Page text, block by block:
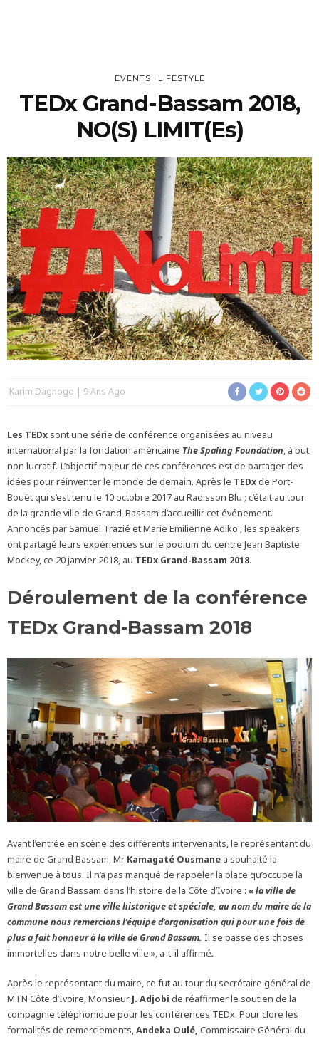
EVENTS LIFESTYLE
TEDx Grand-Bassam 2018,
NO(s) LIMIT(es)
Karim Dagnogo 9 Ans Ago
Les TEDx sont une série de conférence organisées au niveau
international par la fondation américaine The Spaling Foundation, à but
non lucratif. L’objectif majeur de ces conférences est de partager des
idées pour réinventer le monde de demain. Après le TEDxde Port-
Bouët qui s’est tenu le 10 octobre 2017 au Radisson Blu ; c’était au tour
de la grande ville de Grand-Bassam d’accueillir cet événement.
Annoncés par Samuel Trazié et Marie Emilienne Adiko ; les speakers
ont partagé leurs expériences sur le podium du centre Jean Baptiste
Mockey, ce 20 janvier 2018, au TEDx Grand-Bassam 2018.
Déroulement de la conférence
TEDx Grand-Bassam 2018
Avant l’entrée en scène des différents intervenants, le représentant du
maire de Grand Bassam, Mr Kamagaté Ousmane a souhaité la
bienvenue à tous. Il n’a pas manqué de rappeler la place qu’occupe la
ville de Grand Bassam dans l’histoire de la Côte d’Ivoire : « la ville de
Grand Bassam est une ville historique et spéciale, au nom du maire de la
commune nous remercions l’équipe d’organisation qui pour une fois de
plus a fait honneur à la ville de Grand Bassam. Il se passe des choses
immortelles dans notre belle ville », a-t-il affirmé.
Après le représentant du maire, ce fut au tour du secrétaire général de
MTN Côte d’Ivoire, Monsieur J. Adjobi de réaffirmer le soutien de la
compagnie téléphonique pour les conférences TEDx. Pour clore les
formalités de remerciements,Andeka Oulé, Commissaire Général du